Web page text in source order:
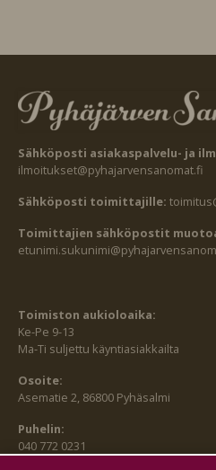
Sähköposti asiakaspalvelu- ja
ilmoitukset@pyhajarvensanomat.fi
Sähköposti toimittajille:
Toimittajien sähköpostit
Toimiston aukioloaika:
Ke-Pe 9-13
Ma-Ti suljettu käyntiasiakkailta
Osoite:
Asematie 2, 86800 Pyhäsalmi
Puhelin:
040 772 0231